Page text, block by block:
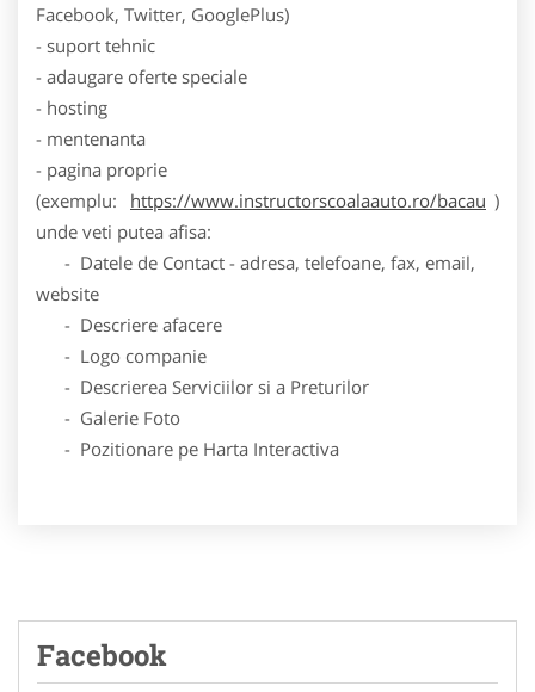
Facebook, Twitter, GooglePlus)
- suport tehnic
- adaugare oferte speciale
- hosting
- mentenanta
- pagina proprie
(exemplu:
https://www.instructorscoalaauto.ro/bacau )
unde veti putea afisa:
- Datele de Contact - adresa, telefoane, fax, email,
website
- Descriere afacere
- Logo companie
- Descrierea Serviciilor si a Preturilor
- Galerie Foto
- Pozitionare pe Harta Interactiva
Facebook